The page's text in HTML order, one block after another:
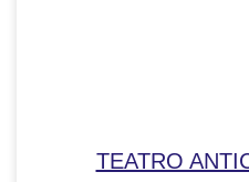
TEATRO